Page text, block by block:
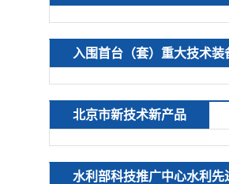
入围首台（套）重大技术装
北京市新技术新产品
水利部科技推广中心水利